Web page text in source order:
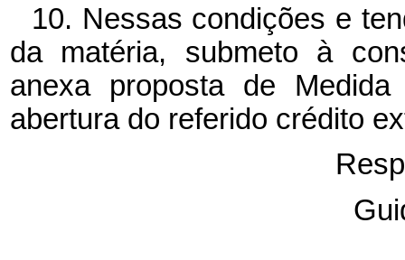
10. Nessas condições e
da matéria, submeto à
anexa proposta de
abertura do referido crédito